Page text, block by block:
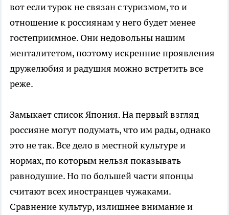
вот если турок не связан с туризмом, то и
отношение к россиянам у него будет менее
гостеприимное. Они недовольны нашим
менталитетом, поэтому искренние проявления
дружелюбия и радушия можно встретить все
реже.
Замыкает список Япония. На первый взгляд
россияне могут подумать, что им рады, однако
это не так. Все дело в местной культуре и
нормах, по которым нельзя показывать
равнодушие. Но по большей части японцы
считают всех иностранцев чужаками.
Сравнение культур, излишнее внимание и